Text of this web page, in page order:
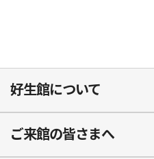
好生館について
ご来館の皆さまへ